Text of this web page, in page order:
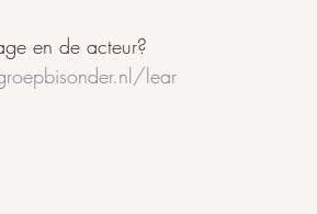
en de acteur?
lear